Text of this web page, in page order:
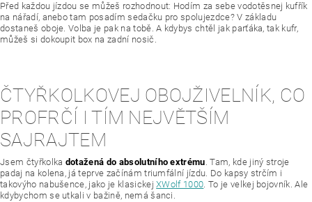
Před každou jízdou se můžeš rozhodnout: Hodím za sebe vodotěsnej kufřík
na nářadí, anebo tam posadím sedačku pro spolujezdce? V základu
dostaneš oboje. Volba je pak na tobě. A kdybys chtěl jak parťáka, tak kufr,
můžeš si dokoupit box na zadní nosič.
ČTYŘKOLKOVEJ OBOJŽIVELNÍK, CO
PROFRČÍ I TÍM NEJVĚTŠÍM
SAJRAJTEM
Jsem čtyřkolka dotažená do absolutního extrému. Tam, kde jiný stroje
padaj na kolena, já teprve začínám triumfální jízdu. Do kapsy strčím i
takovýho nabušence, jako je klasickejXWolf 1000. To je velkej bojovník. Ale
kdybychom se utkali v bažině, nemá šanci.